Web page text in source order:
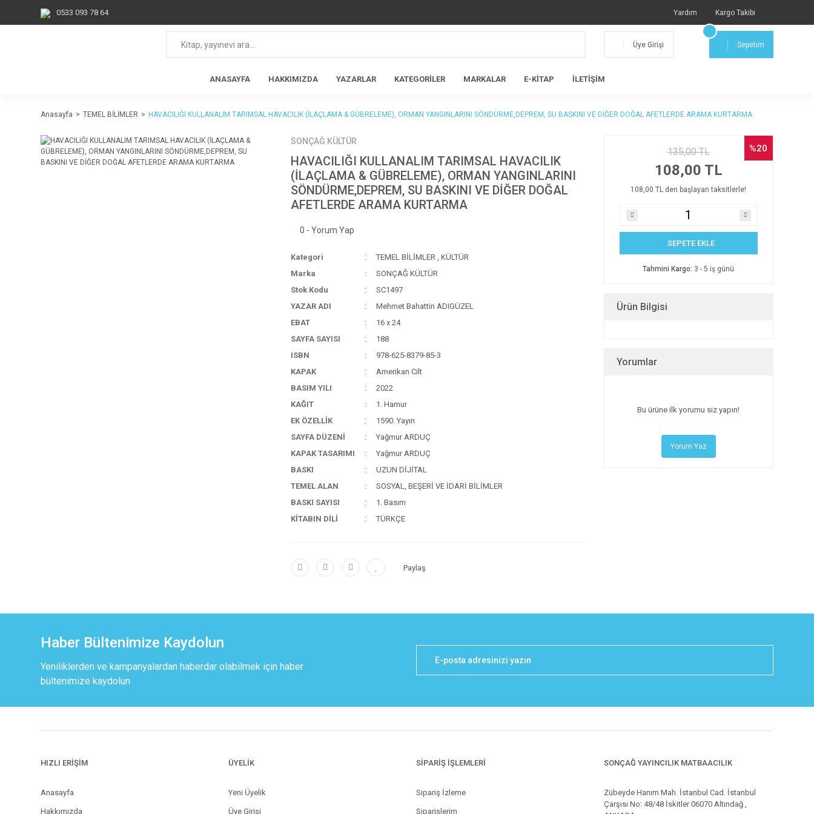
0533 093 78 64 Yardım Kargo Takibi
Üye Girişi Sepetim
ANASAYFA HAKKIMIZDA YAZARLAR KATEGORİLER MARKALAR E-KİTAP İLETİŞİM
Anasayfa TEMEL BİLİMLER HAVACILIĞI KULLANALIM TARIMSAL HAVACILIK (İLAÇLAMA & GÜBRELEME), ORMAN YANGINLARINI SÖNDÜRME,DEPREM, SU BASKINI VE DİĞER DOĞAL AFETLERDE ARAMA KURTARMA
SONÇAĞ KÜLTÜR
HAVACILIĞI KULLANALIM TARIMSAL HAVACILIK
(İLAÇLAMA & GÜBRELEME), ORMAN YANGINLARINI
SÖNDÜRME,DEPREM, SU BASKINI VE DİĞER DOĞAL
AFETLERDE ARAMA KURTARMA
0 - Yorum Yap
Kategori TEMEL BİLİMLER , KÜLTÜR
Marka
SONÇAĞ KÜLTÜR
Stok Kodu
SC1497
YAZAR ADI
Mehmet Bahattin ADIGÜZEL
EBAT
16 x 24
SAYFA SAYISI
188
ISBN
978-625-8379-85-3
KAPAK
Amerikan Cilt
BASIM YILI
2022
KAĞIT
1. Hamur
EK ÖZELLİK
1590. Yayın
SAYFA DÜZENİ
Yağmur ARDUÇ
KAPAK TASARIMI
Yağmur ARDUÇ
BASKI
UZUN DİJİTAL
TEMEL ALAN
SOSYAL, BEŞERİ VE İDARİ BİLİMLER
BASKI SAYISI
1. Basım
KİTABIN DİLİ
TÜRKÇE
Paylaş
%20
135,00 TL
108,00 TL
108,00 TL den başlayan taksitlerle!
SEPETE EKLE
Tahmini Kargo: 3 - 5 iş günü
Ürün Bilgisi
Yorumlar
Bu ürüne ilk yorumu siz yapın!
Yorum Yaz
Haber Bültenimize Kaydolun
Yeniliklerden ve kampanyalardan haberdar olabilmek için haber
bültenimize kaydolun
HIZLI ERİŞİM
Anasayfa
Hakkımızda
ÜYELİK
Yeni Üyelik
Üye Girişi
SİPARİŞ İŞLEMLERİ
Sipariş İzleme
Siparişlerim
SONÇAĞ YAYINCILIK MATBAACILIK
Zübeyde Hanım Mah. İstanbul Cad. İstanbul
Çarşısı No: 48/48 İskitler 06070 Altındağ ,